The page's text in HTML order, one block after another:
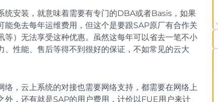
统安装，就意味着需要有专门的DBA或者Basis，如果
免去每年运维费用，但这个是要跟SAP原厂有合作关
）无法享受这种优惠。虽然这每年可以省去一笔不小
性能、售后等得不到很好的保证，不如常见的云大
，云上系统的对接也需要网络支持，都需要在网络上
，还有就是SAP的用户费用，计价以FUE用户来计